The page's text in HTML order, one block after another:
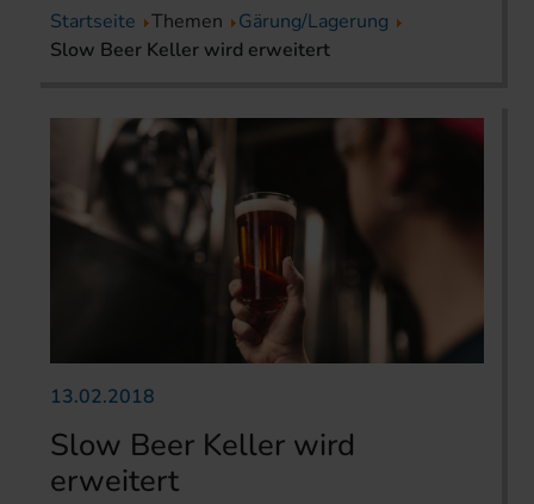
Startseite Themen
Gärung/Lagerung
Slow Beer Keller wird erweitert
13.02.2018
Slow Beer Keller wird
erweitert